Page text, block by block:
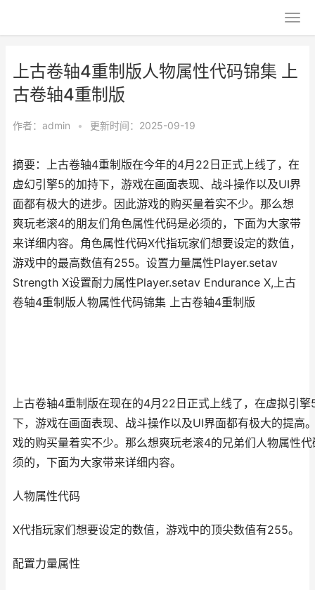
上古卷轴4重制版人物属性代码锦集 上
古卷轴4重制版
作者： admin • 更新时间：2025-09-19
摘要：上古卷轴4重制版在今年的4月22日正式上线了，在
虚幻引擎5的加持下，游戏在画面表现、战斗操作以及UI界
面都有极大的进步。因此游戏的购买量着实不少。那么想
爽玩老滚4的朋友们角色属性代码是必须的，下面为大家带
来详细内容。角色属性代码X代指玩家们想要设定的数值，
游戏中的最高数值有255。设置力量属性Player.setav
Strength X设置耐力属性Player.setav Endurance X,上古
卷轴4重制版人物属性代码锦集 上古卷轴4重制版
上古卷轴4重制版在现在的4月22日正式上线了，在虚拟引擎
下，游戏在画面表现、战斗操作以及UI界面都有极大的提高
戏的购买量着实不少。那么想爽玩老滚4的兄弟们人物属性代
须的，下面为大家带来详细内容。
人物属性代码
X代指玩家们想要设定的数值，游戏中的顶尖数值有255。
配置力量属性